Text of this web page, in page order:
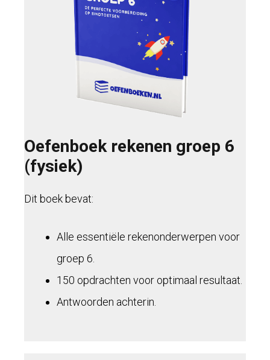
Oefenboek rekenen groep 6
(fysiek)
Dit boek bevat:
Alle essentiële rekenonderwerpen voor
groep 6.
150 opdrachten voor optimaal resultaat.
Antwoorden achterin.